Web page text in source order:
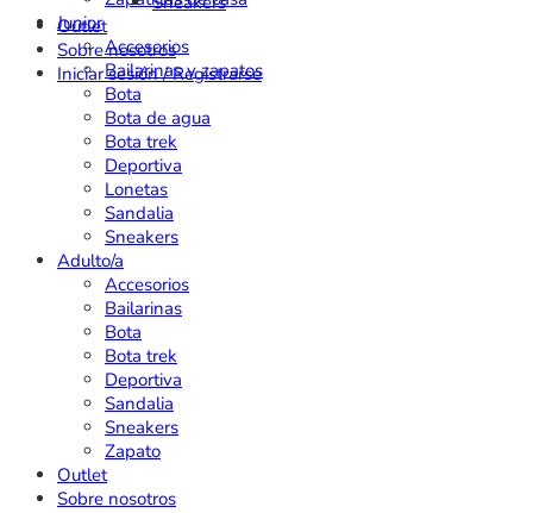
Junior
Accesorios
Bailarinas y zapatos
Bota
Bota de agua
Bota trek
Deportiva
Lonetas
Sandalia
Sneakers
Adulto/a
Accesorios
Bailarinas
Bota
Bota trek
Deportiva
Sandalia
Sneakers
Zapato
Outlet
Sobre nosotros
Outlet
Sobre nosotros
Iniciar sesión / Registrarse